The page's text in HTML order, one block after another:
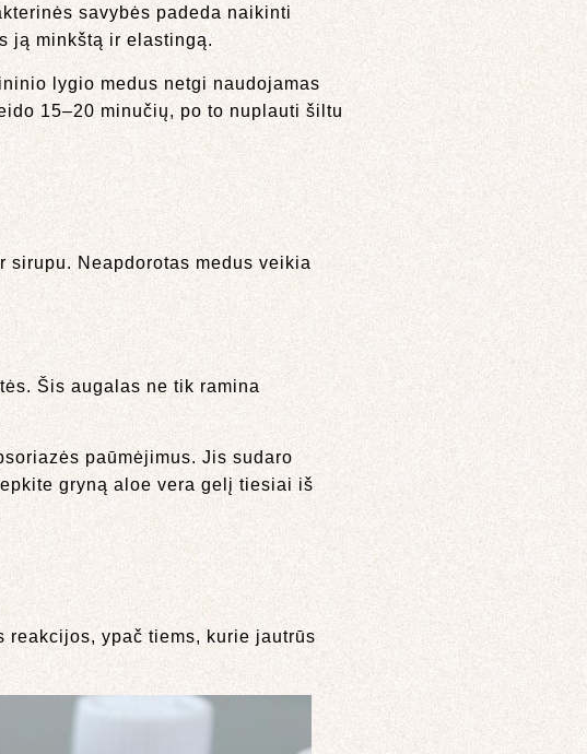
savybės padeda naikinti
ją minkštą ir elastingą.
lygio medus netgi naudojamas
15–20 minučių, po to nuplauti šiltu
sirupu. Neapdorotas medus veikia
Šis augalas ne tik ramina
paūmėjimus. Jis sudaro
gryną aloe vera gelį tiesiai iš
ypač tiems, kurie jautrūs